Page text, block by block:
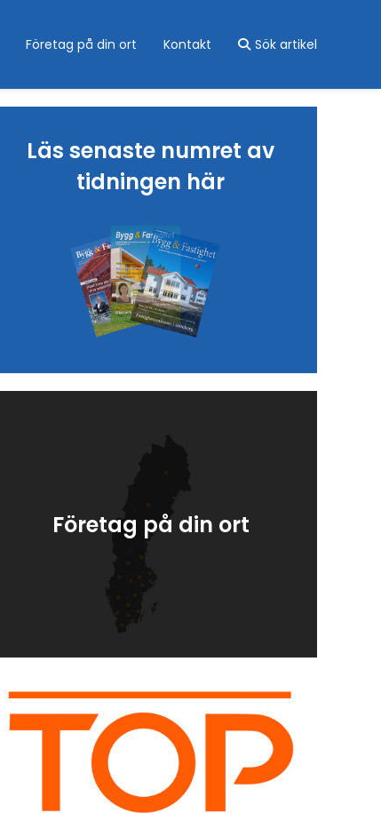
Företag på din ort Kontakt Sök artikel
Läs senaste numret av
tidningen här
Företag på din ort